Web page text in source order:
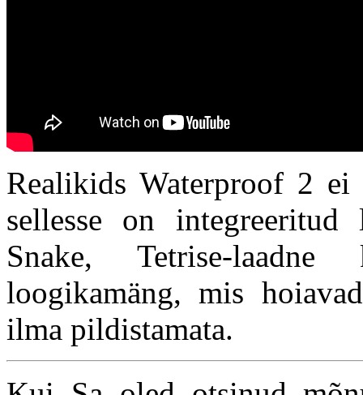
Realikids Waterproof 2
sellesse on
Snake, Tetrise-
loogikamäng, mis
ilma pildistamata.